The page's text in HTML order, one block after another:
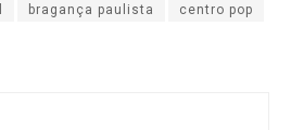
bragança paulista centro pop